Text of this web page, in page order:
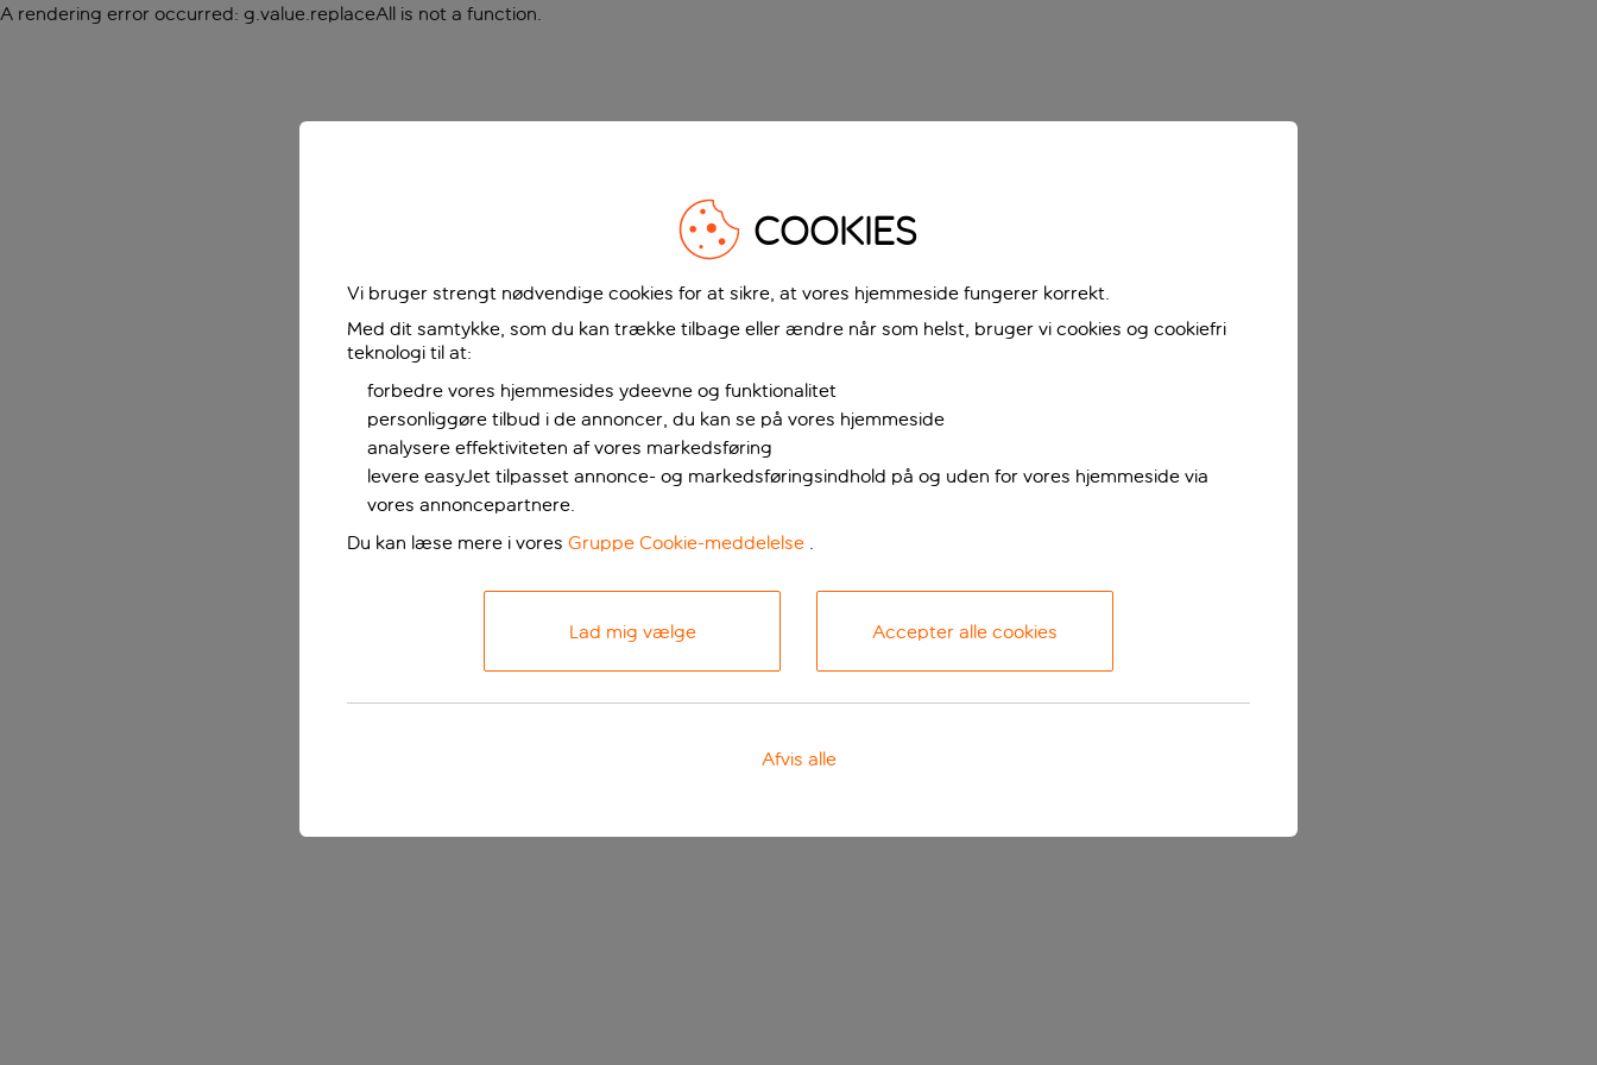
A rendering error occurred: g.value.replaceAll is not a function.
COOKIES
Vi bruger strengt nødvendige cookies for at sikre, at vores hjemmeside fungerer korrekt.
Med dit samtykke, som du kan trække tilbage eller ændre når som helst, bruger vi cookies og cookiefri
teknologi til at:
forbedre vores hjemmesides ydeevne og funktionalitet
personliggøre tilbud i de annoncer, du kan se på vores hjemmeside
analysere effektiviteten af vores markedsføring
levere easyJet tilpasset annonce- og markedsføringsindhold på og uden for vores hjemmeside via
vores annoncepartnere.
Du kan læse mere i vores Gruppe Cookie-meddelelse .
Lad mig vælge Accepter alle cookies
Afvis alle